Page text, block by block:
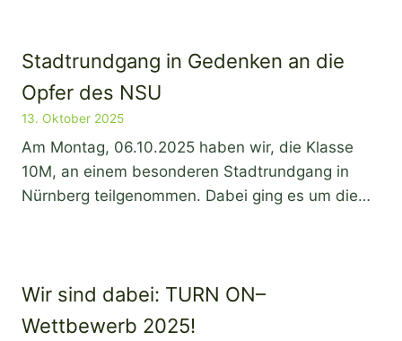
Stadtrundgang in Gedenken an die
Opfer des NSU
13. Oktober 2025
Am Montag, 06.10.2025 haben wir, die Klasse
10M, an einem besonderen Stadtrundgang in
Nürnberg teilgenommen. Dabei ging es um die…
Wir sind dabei: TURN ON–
Wettbewerb 2025!